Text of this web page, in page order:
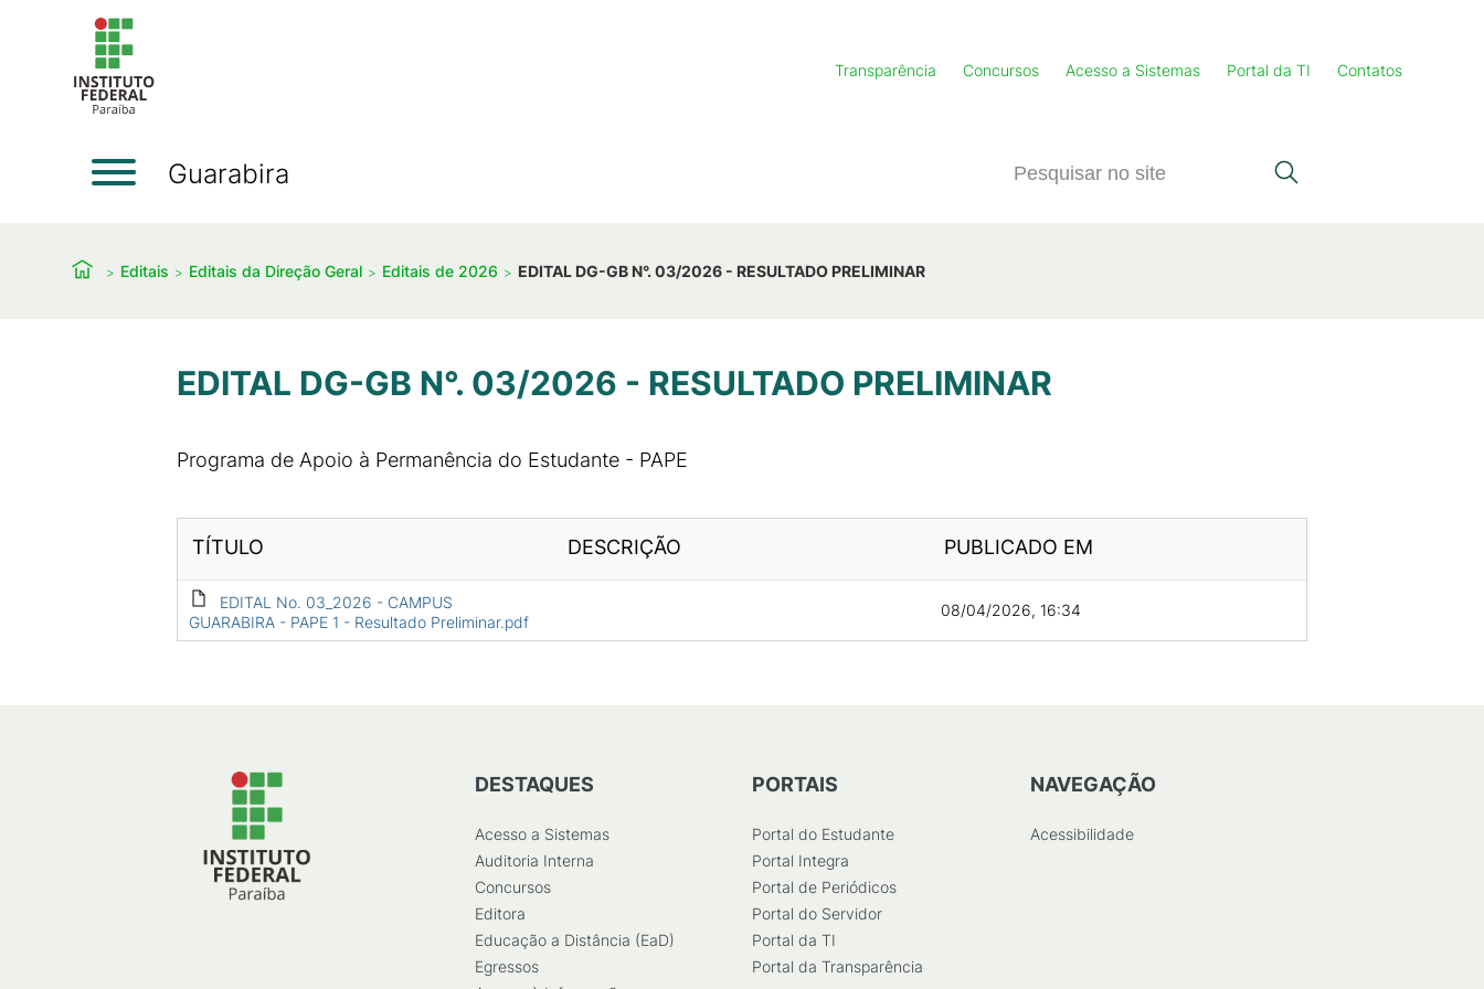
Transparência Concursos Acesso a Sistemas Portal da TI Contatos
Guarabira
Editais Editais da Direção Geral Editais de 2026 EDITAL DG-GB N°. 03/2026 - RESULTADO PRELIMINAR
EDITAL DG-GB N°. 03/2026 - RESULTADO PRELIMINAR
Programa de Apoio à Permanência do Estudante - PAPE
TÍTULO DESCRIÇÃO PUBLICADO EM
EDITAL No. 03_2026 - CAMPUS
GUARABIRA - PAPE 1 - Resultado Preliminar.pdf
08/04/2026, 16:34
DESTAQUES
Acesso a Sistemas
Auditoria Interna
Concursos
Editora
Educação a Distância (EaD)
Egressos
PORTAIS
Portal do Estudante
Portal Integra
Portal de Periódicos
Portal do Servidor
Portal da TI
Portal da Transparência
NAVEGAÇÃO
Acessibilidade